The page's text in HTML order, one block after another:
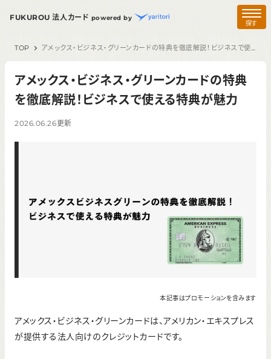
FUKUROU 法人カード powered by
探す
TOP アメックス・ビジネス・グリーンカードの特典を徹底解説！ビジネスで使える特典が魅力
アメックス・ビジネス・グリーンカードの特典
を徹底解説！ビジネスで使える特典が魅力
2026.06.26更新
本記事はプロモーションを含みます
アメックス・ビジネス・グリーンカードは、アメリカン・エキスプレス
が提供する法人向けのクレジットカードです。